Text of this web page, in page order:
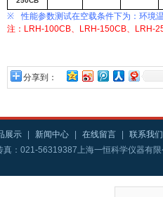
※
性能参数测试在空载条件下为：环境
注：LRH-100CB、LRH-150CB、LRH-
分享到：
展示 新闻中心 在线留言
联系我们
：021-56319387上海一恒科学仪器有限